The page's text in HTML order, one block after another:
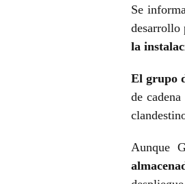
Se
desarrollo
la
El grupo
de
Aunque